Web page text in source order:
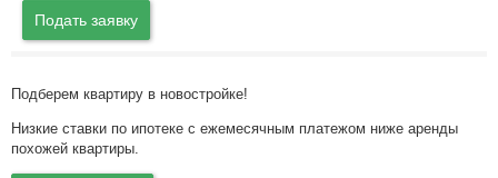
Подать заявку
Подберем квартиру в новостройке!
Низкие ставки по ипотеке с ежемесячным платежом ниже аренды
похожей квартиры.